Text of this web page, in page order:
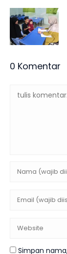
0 Komentar
Simpan